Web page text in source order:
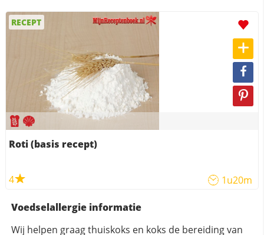
RECEPT
Roti (basis recept)
4 1u20m
Voedselallergie informatie
Wij helpen graag thuiskoks en koks de bereiding van